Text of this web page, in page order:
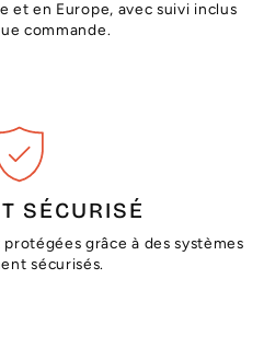
et en Europe, avec suivi inclus
commande.
SÉCURISÉ
grâce à des systèmes
sécurisés.